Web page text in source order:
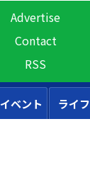
Advertise
Contact
RSS
イベント ライフ